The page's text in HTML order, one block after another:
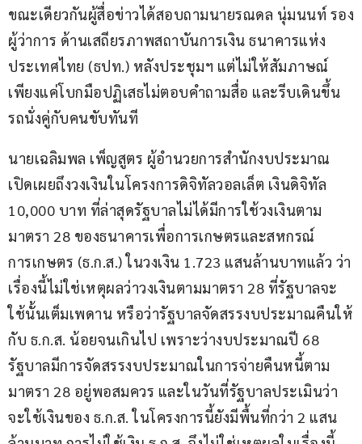
ขณะเดียวกันผู้สื่อข่าวได้สอบถามนายรณดล นุ่มนนท์ รอง
ผู้ว่าการ ด้านเสถียรภาพสถาบันการเงิน ธนาคารแห่ง
ประเทศไทย (ธปท.) หลังประชุมฯ แต่ไม่ให้สัมภาษณ์
เพียงแค่โบกมือปฏิเสธไม่ตอบคำถามสื่อ และรีบเดินขึ้น
รถนั่งคู่กับคนขับทันที
นายเฉลิมพล เพ็ญสูตร ผู้อำนวยการสำนักงบประมาณ
เปิดเผยถึงวงเงินในโครงการดิจิทัลวอลเล็ต เงินดิจิทัล
10,000 บาท ที่ล่าสุดรัฐบาลไม่ได้มีการใช้วงเงินตาม
มาตรา 28 ของธนาคารเพื่อการเกษตรและสหกรณ์
การเกษตร (ธ.ก.ส.) ในวงเงิน 1.723 แสนล้านบาทแล้ว ว่า
เรื่องนี้ไม่ใช่เหตุผลว่าวงเงินตามมาตรา 28 ที่รัฐบาลจะ
ใช้นั้นเต็มเพดาน หรือว่ารัฐบาลจัดสรรงบประมาณคืนให้
กับ ธ.ก.ส. น้อยจนเกินไป เพราะว่างบประมาณปี 68
รัฐบาลมีการจัดสรรงบประมาณในการจ่ายคืนหนี้ตาม
มาตรา 28 อยู่พอสมควร และในวันที่รัฐบาลประเมินว่า
จะใช้เงินของ ธ.ก.ส. ในโครงการนี้ยังมีพื้นที่กว่า 2 แสน